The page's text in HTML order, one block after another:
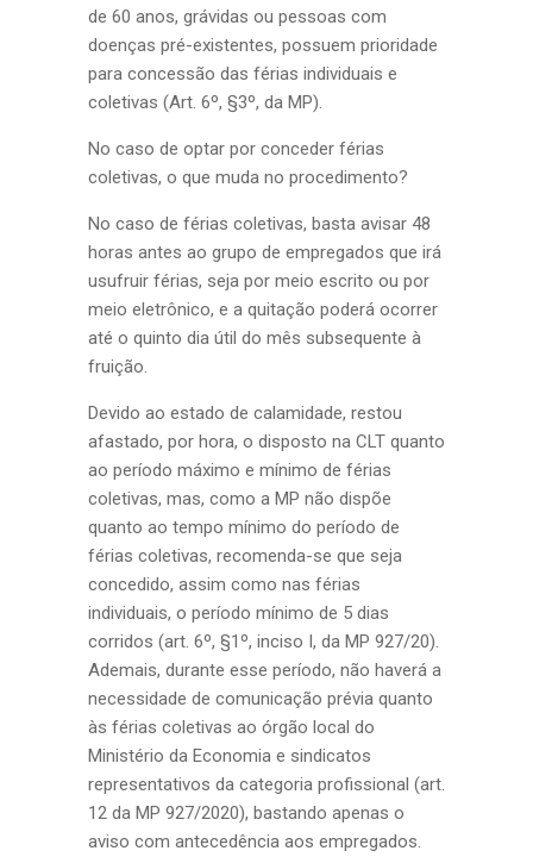
de 60 anos, grávidas ou pessoas com
doenças pré-existentes, possuem prioridade
para concessão das férias individuais e
coletivas (Art. 6º, §3º, da MP).
No caso de optar por conceder férias
coletivas, o que muda no procedimento?
No caso de férias coletivas, basta avisar 48
horas antes ao grupo de empregados que irá
usufruir férias, seja por meio escrito ou por
meio eletrônico, e a quitação poderá ocorrer
até o quinto dia útil do mês subsequente à
fruição.
Devido ao estado de calamidade, restou
afastado, por hora, o disposto na CLT quanto
ao período máximo e mínimo de férias
coletivas, mas, como a MP não dispõe
quanto ao tempo mínimo do período de
férias coletivas, recomenda-se que seja
concedido, assim como nas férias
individuais, o período mínimo de 5 dias
corridos (art. 6º, §1º, inciso I, da MP 927/20).
Ademais, durante esse período, não haverá a
necessidade de comunicação prévia quanto
às férias coletivas ao órgão local do
Ministério da Economia e sindicatos
representativos da categoria profissional (art.
12 da MP 927/2020), bastando apenas o
aviso com antecedência aos empregados.